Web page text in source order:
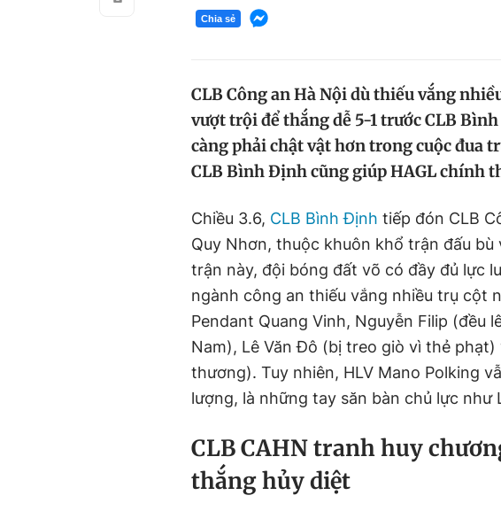
Chia sẻ
CLB Công an Hà Nội dù thiếu vắng
vượt trội để thắng dễ 5-1 trước CLB
càng phải chật vật hơn trong cuộc đua
CLB Bình Định cũng giúp HAGL chính
Chiều 3.6, CLB Bình Định tiếp đón CLB
Quy Nhơn, thuộc khuôn khổ trận đấu bù
trận này, đội bóng đất võ có đầy đủ lực
ngành công an thiếu vắng nhiều trụ cột
Pendant Quang Vinh, Nguyễn Filip (đều
Nam), Lê Văn Đô (bị treo giò vì thẻ
thương). Tuy nhiên, HLV Mano Polking
lượng, là những tay săn bàn chủ lực như
CLB CAHN tranh huy
thắng hủy diệt